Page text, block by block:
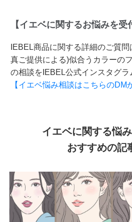
【イエベに関するお悩みを受
IEBEL商品に関する詳細のご質
真ご提供による)似合うカラーの
の相談をIEBEL公式インスタグ
【イエベ悩み相談はこちらのDM
イエベに関する悩
おすすめの記